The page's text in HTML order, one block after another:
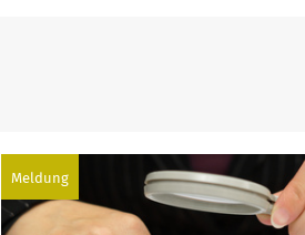
Meldung